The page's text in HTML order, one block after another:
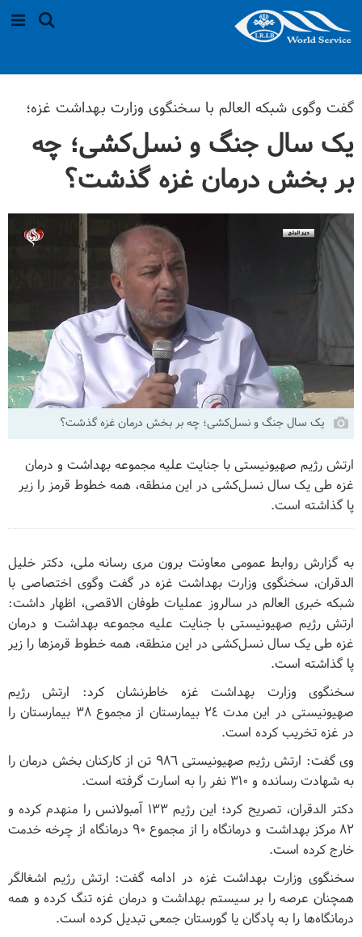
گفت وگوی شبکه العالم با سخنگوی وزارت بهداشت غزه؛
یک سال جنگ و نسل‌کشی؛ چه
بر بخش درمان غزه گذشت؟
یک سال جنگ و نسل‌کشی؛ چه بر بخش درمان غزه گذشت؟
ارتش رژیم صهیونیستی با جنایت علیه مجموعه بهداشت و درمان
غزه طی یک سال نسل‌کشی در این منطقه، همه خطوط قرمز را زیر
پا گذاشته است.
به گزارش روابط عمومی معاونت برون مری رسانه ملی، دکتر خلیل
الدقران، سخنگوی وزارت بهداشت غزه در گفت وگوی اختصاصی با
شبکه خبری العالم در سالروز عملیات طوفان الاقصی، اظهار داشت:
ارتش رژیم صهیونیستی با جنایت علیه مجموعه بهداشت و درمان
غزه طی یک سال نسل‌کشی در این منطقه، همه خطوط قرمزها را زیر
پا گذاشته است.
سخنگوی وزارت بهداشت غزه خاطرنشان کرد: ارتش رژیم
صهیونیستی در این مدت ٢٤ بیمارستان از مجموع ٣٨ بیمارستان را
در غزه تخریب کرده است.
وی گفت: ارتش رژیم صهیونیستی ٩٨٦ تن از کارکنان بخش درمان را
به شهادت رسانده و ٣١٠ نفر را به اسارت گرفته است.
دکتر الدقران، تصریح کرد؛ این رژیم ١٣٣ آمبولانس را منهدم کرده و
٨٢ مرکز بهداشت و درمانگاه را از مجموع ٩٠ درمانگاه از چرخه خدمت
خارج کرده است.
سخنگوی وزارت بهداشت غزه در ادامه گفت: ارتش رژیم اشغالگر
همچنان عرصه را بر سیستم بهداشت و درمان غزه تنگ کرده و همه
درمانگاه‌ها را به پادگان یا گورستان جمعی تبدیل کرده است.